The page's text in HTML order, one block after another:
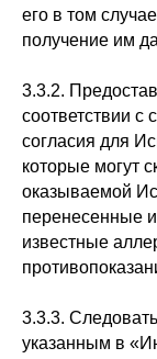
его в том
получение им
3.3.2.
соответствии
согласия для
которые могут
оказываемой
перенесенные
известные
3.3.3.
указанным в